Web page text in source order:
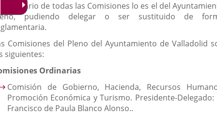
Secretario de todas las Comisiones lo es el del
pudiendo delegar o ser sustituido de
Comisiones del Pleno del Ayuntamiento de Valladolid
siguientes:
Ordinarias
Comisión de Gobierno, Hacienda, Recursos
Promoción Económica y Turismo. Presidente-Delegado:
Francisco de Paula Blanco Alonso..